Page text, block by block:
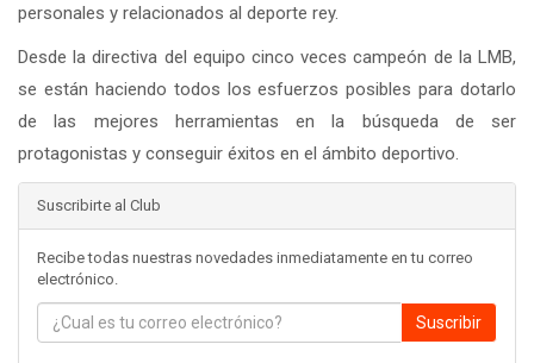
personales y relacionados al deporte rey.
Desde la directiva del equipo cinco veces campeón de la LMB,
se están haciendo todos los esfuerzos posibles para dotarlo
de las mejores herramientas en la búsqueda de ser
protagonistas y conseguir éxitos en el ámbito deportivo.
Suscribirte al Club
Recibe todas nuestras novedades inmediatamente en tu correo
electrónico.
Suscribir